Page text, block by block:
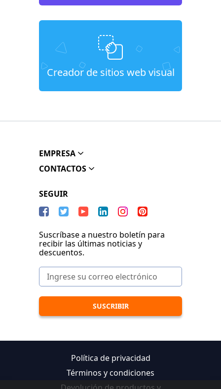
Creador de sitios web visual
EMPRESA
CONTACTOS
SEGUIR
Suscríbase a nuestro boletín para
recibir las últimas noticias y
descuentos.
Política de privacidad
Términos y condiciones